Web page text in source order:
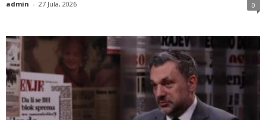
admin - 27 Jula, 2026 0